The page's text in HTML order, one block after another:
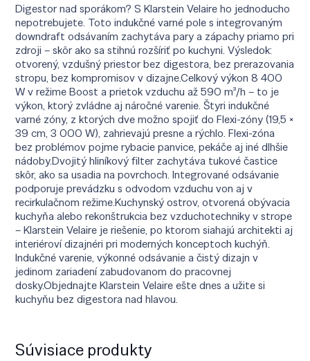
Digestor nad sporákom? S Klarstein Velaire ho jednoducho
nepotrebujete. Toto indukčné varné pole s integrovaným
downdraft odsávaním zachytáva pary a zápachy priamo pri
zdroji – skôr ako sa stihnú rozšíriť po kuchyni. Výsledok:
otvorený, vzdušný priestor bez digestora, bez prerazovania
stropu, bez kompromisov v dizajne.Celkový výkon 8 400
W v režime Boost a prietok vzduchu až 590 m³/h – to je
výkon, ktorý zvládne aj náročné varenie. Štyri indukčné
varné zóny, z ktorých dve možno spojiť do Flexi-zóny (19,5 ×
39 cm, 3 000 W), zahrievajú presne a rýchlo. Flexi-zóna
bez problémov pojme rybacie panvice, pekáče aj iné dlhšie
nádoby.Dvojitý hliníkový filter zachytáva tukové častice
skôr, ako sa usadia na povrchoch. Integrované odsávanie
podporuje prevádzku s odvodom vzduchu von aj v
recirkulačnom režime.Kuchynský ostrov, otvorená obývacia
kuchyňa alebo rekonštrukcia bez vzduchotechniky v strope
– Klarstein Velaire je riešenie, po ktorom siahajú architekti aj
interiéroví dizajnéri pri moderných konceptoch kuchýň.
Indukčné varenie, výkonné odsávanie a čistý dizajn v
jedinom zariadení zabudovanom do pracovnej
dosky.Objednajte Klarstein Velaire ešte dnes a užite si
kuchyňu bez digestora nad hlavou.
Súvisiace produkty